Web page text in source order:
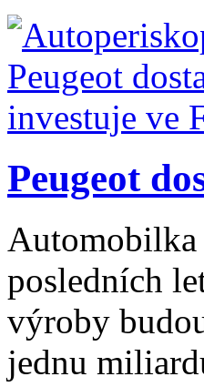
Peugeot
Automobilka
posledních
výroby
jednu